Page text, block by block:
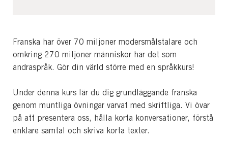
Franska har över 70 miljoner modersmålstalare och
omkring 270 miljoner människor har det som
andraspråk. Gör din värld större med en språkkurs!
Under denna kurs lär du dig grundläggande franska
genom muntliga övningar varvat med skriftliga. Vi övar
på att presentera oss, hålla korta konversationer, förstå
enklare samtal och skriva korta texter.